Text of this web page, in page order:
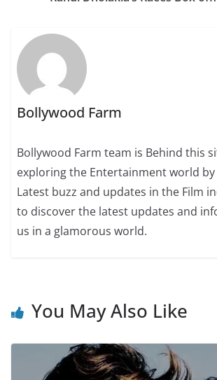
Bollywood Farm
Bollywood Farm team is Behind this
exploring the Entertainment world
Latest buzz and updates in the Film
to discover the latest updates and
us in a glamorous world.
You May Also Like